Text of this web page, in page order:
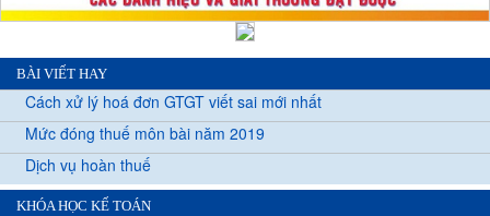
BÀI VIẾT HAY
Cách xử lý hoá đơn GTGT viết sai mới nhất
Mức đóng thuế môn bài năm 2019
Dịch vụ hoàn thuế
KHÓA HỌC KẾ TOÁN